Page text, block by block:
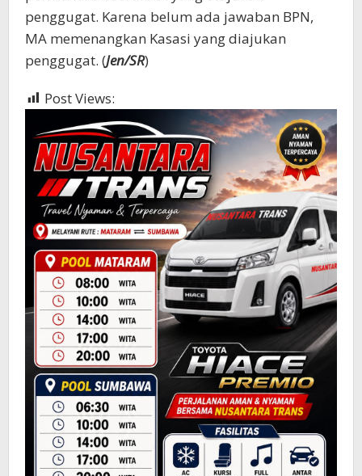
penggugat. Karena belum ada jawaban BPN,
MA memenangkan Kasasi yang diajukan
penggugat. (Jen/SR)
Post Views: